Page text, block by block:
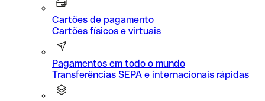
Cartões de pagamento
Cartões físicos e virtuais
Pagamentos em todo o mundo
Transferências SEPA e internacionais rápidas